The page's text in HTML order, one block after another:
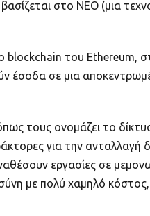
στο NEO (μια
blockchain του Ethereum,
έσοδα σε μια
τους ονομάζει το
για την ανταλλαγή
εργασίες σε
με πολύ χαμηλό